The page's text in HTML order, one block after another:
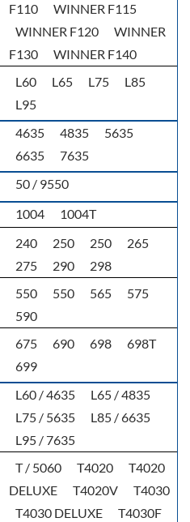
F110
WINNER F115
WINNER F120
WINNER
F130
WINNER F140
L60 L65 L75
L85
L95
4635 4835
5635
6635
7635
50 / 9550
1004 1004T
240 250 250
265
275
290 298
550 550 565
575
590
675 690 698
698T
699
L60 / 4635
L65 / 4835
L75 / 5635
L85 / 6635
L95 / 7635
T / 5060 T4020
T4020
DELUXE
T4020V
T4030
T4030 DELUXE
T4030F